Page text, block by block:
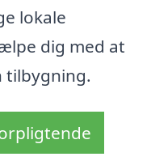
lokale
dig med at
tilbygning.